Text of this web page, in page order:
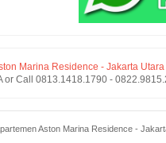
Marina Residence - Jakarta Utara
or Call 0813.1418.1790 -
Aston Marina Residence -